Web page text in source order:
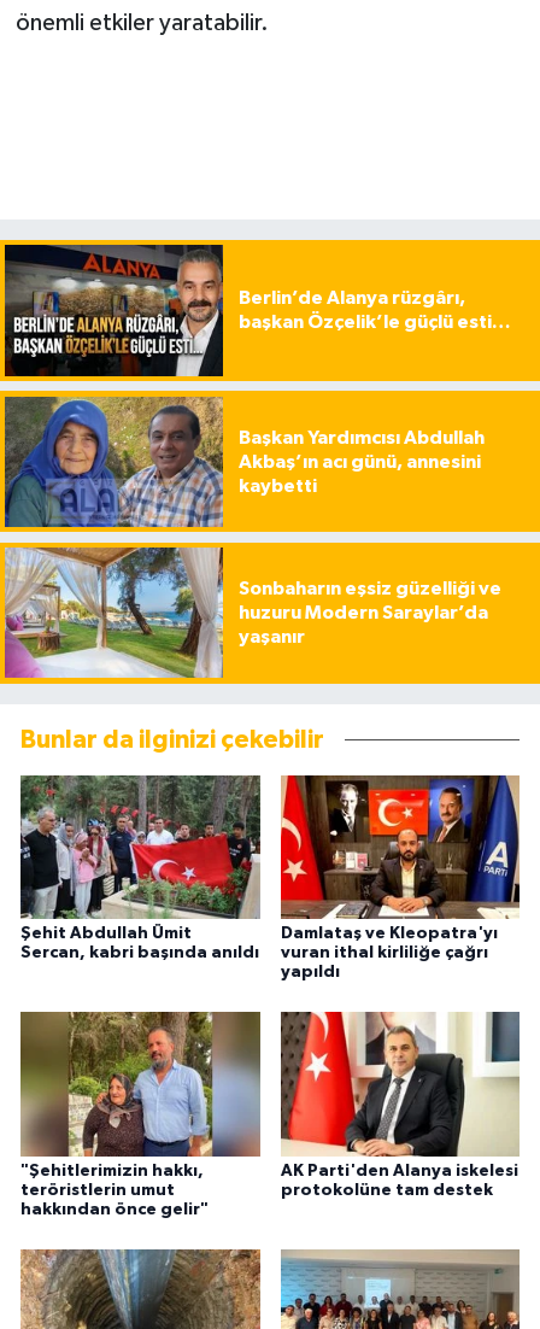
önemli etkiler yaratabilir.
Berlin’de Alanya rüzgârı,
başkan Özçelik’le güçlü esti…
Başkan Yardımcısı Abdullah
Akbaş’ın acı günü, annesini
kaybetti
Sonbaharın eşsiz güzelliği ve
huzuru Modern Saraylar’da
yaşanır
Bunlar da ilginizi çekebilir
Şehit Abdullah Ümit
Sercan, kabri başında anıldı
Damlataş ve Kleopatra'yı
vuran ithal kirliliğe çağrı
yapıldı
"Şehitlerimizin hakkı,
teröristlerin umut
hakkından önce gelir"
AK Parti'den Alanya iskelesi
protokolüne tam destek